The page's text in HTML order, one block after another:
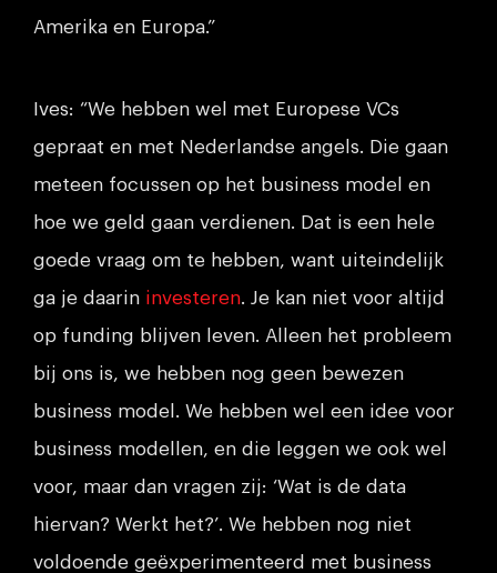
Amerika en Europa.”
Ives: “We hebben wel met Europese VCs
gepraat en met Nederlandse angels. Die gaan
meteen focussen op het business model en
hoe we geld gaan verdienen. Dat is een hele
goede vraag om te hebben, want uiteindelijk
ga je daarin investeren. Je kan niet voor altijd
op funding blijven leven. Alleen het probleem
bij ons is, we hebben nog geen bewezen
business model. We hebben wel een idee voor
business modellen, en die leggen we ook wel
voor, maar dan vragen zij: ‘Wat is de data
hiervan? Werkt het?’. We hebben nog niet
voldoende geëxperimenteerd met business